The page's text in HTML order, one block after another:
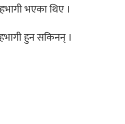
भएका थिए ।
हुन सकिनन् ।